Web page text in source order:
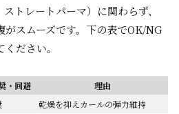
トレートパーマ）に関わらず、
がスムーズです。下の表でOK/NG
ださい。
・回避
理由
乾燥を抑えカールの弾力維持